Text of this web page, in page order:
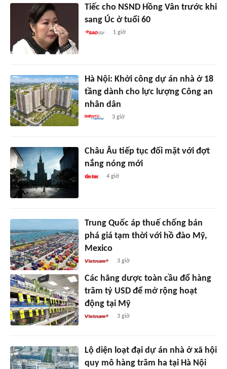
Tiếc cho NSND Hồng Vân trước khi
sang Úc ở tuổi 60
1 giờ
Hà Nội: Khởi công dự án nhà ở 18
tầng dành cho lực lượng Công an
nhân dân
3 giờ
Châu Âu tiếp tục đối mặt với đợt
nắng nóng mới
4 giờ
Trung Quốc áp thuế chống bán
phá giá tạm thời với hồ đào Mỹ,
Mexico
3 giờ
Các hãng dược toàn cầu đổ hàng
trăm tỷ USD để mở rộng hoạt
động tại Mỹ
3 giờ
Lộ diện loạt đại dự án nhà ở xã hội
quy mô hàng trăm ha tại Hà Nội